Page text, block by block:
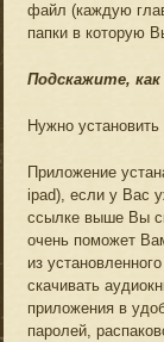
файл (каждую
папки в которую
Подскажите, как
Нужно
Приложение
ipad), если у Вас
ссылке выше Вы
очень поможет
из
скачивать
приложения в
паролей,